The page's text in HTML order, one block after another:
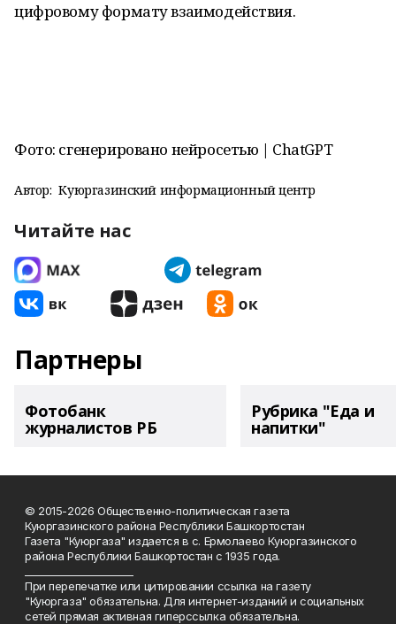
цифровому формату взаимодействия.
Фото: сгенерировано нейросетью | ChatGPT
Автор: Куюргазинский информационный центр
Читайте нас
Партнеры
Фотобанк
журналистов РБ
Рубрика "Еда и
напитки"
© 2015-2026 Общественно-политическая газета
Куюргазинского района Республики Башкортостан
Газета "Куюргаза" издается в с. Ермолаево Куюргазинского
района Республики Башкортостан с 1935 года.
При перепечатке или цитировании ссылка на газету
"Куюргаза" обязательна. Для интернет-изданий и социальных
сетей прямая активная гиперссылка обязательна.